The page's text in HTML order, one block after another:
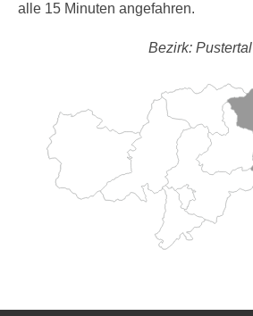
alle 15 Minuten angefahren.
Bezirk: Pustertal